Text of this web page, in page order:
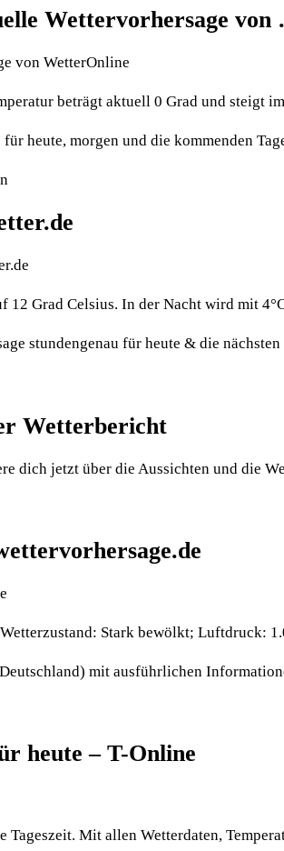
Wettervorhersage
von WetterOnline
beträgt aktuell 0 Grad und steigt
heute, morgen und die kommenden
12 Grad Celsius. In der Nacht wird mit
stundengenau für heute & die
Wetterbericht
dich jetzt über die Aussichten und die
Stark bewölkt; Luftdruck:
mit ausführlichen
heute – T-Online
Mit allen Wetterdaten,